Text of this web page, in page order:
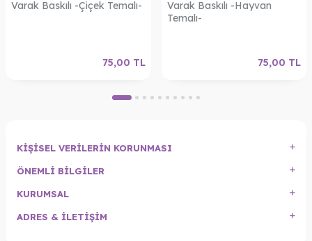
Varak Baskılı -Çiçek Temalı-
75,00 TL
Varak Baskılı -Hayvan
Temalı-
75,00 TL
KIŞISEL VERILERIN KORUNMASI
ÖNEMLI BILGILER
KURUMSAL
ADRES & İLETIŞIM